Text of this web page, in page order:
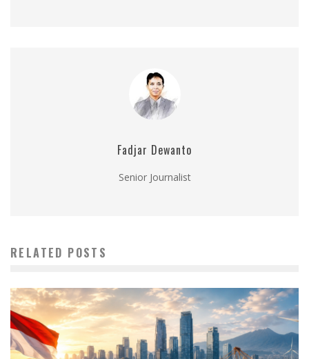
Fadjar Dewanto
Senior Journalist
RELATED POSTS